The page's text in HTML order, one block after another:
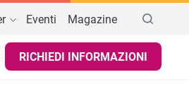
AMBULANTI
Eventi Magazine
RICHIEDI INFORMAZIONI